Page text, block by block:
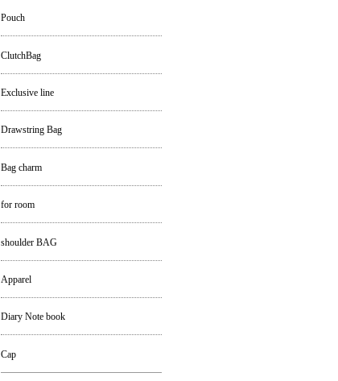
Pouch
ClutchBag
Exclusive line
Drawstring Bag
Bag charm
for room
shoulder BAG
Apparel
Diary Note book
Cap